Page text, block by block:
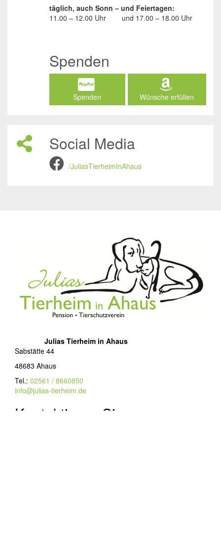
täglich, auch Sonn – und Feiertagen:
11.00 – 12.00 Uhr
und 17.00 – 18.00 Uhr
Spenden
Spenden Wünsche erfüllen
Social Media
/JuliasTierheimInAhaus
Julias Tierheim in Ahaus
Sabstätte 44
48683 Ahaus
Tel.: 02561 / 8660850
info@julias-tierheim.de
Kontaktieren Sie uns